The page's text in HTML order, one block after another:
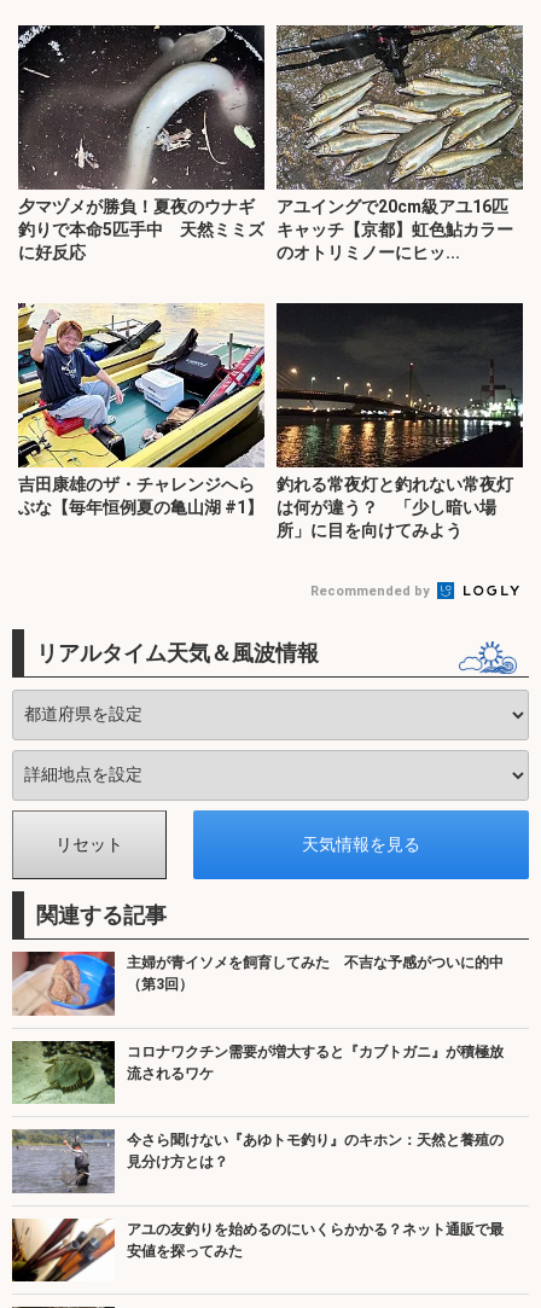
夕マヅメが勝負！夏夜のウナギ
釣りで本命5匹手中 天然ミミズ
に好反応
アユイングで20cm級アユ16匹
キャッチ【京都】虹色鮎カラー
のオトリミノーにヒッ...
吉田康雄のザ・チャレンジへら
ぶな【毎年恒例夏の亀山湖 #1】
釣れる常夜灯と釣れない常夜灯
は何が違う？ 「少し暗い場
所」に目を向けてみよう
Recommended by
リアルタイム天気＆風波情報
関連する記事
主婦が青イソメを飼育してみた 不吉な予感がついに的中
（第3回）
コロナワクチン需要が増大すると『カブトガニ』が積極放
流されるワケ
今さら聞けない『あゆトモ釣り』のキホン：天然と養殖の
見分け方とは？
アユの友釣りを始めるのにいくらかかる？ネット通販で最
安値を探ってみた